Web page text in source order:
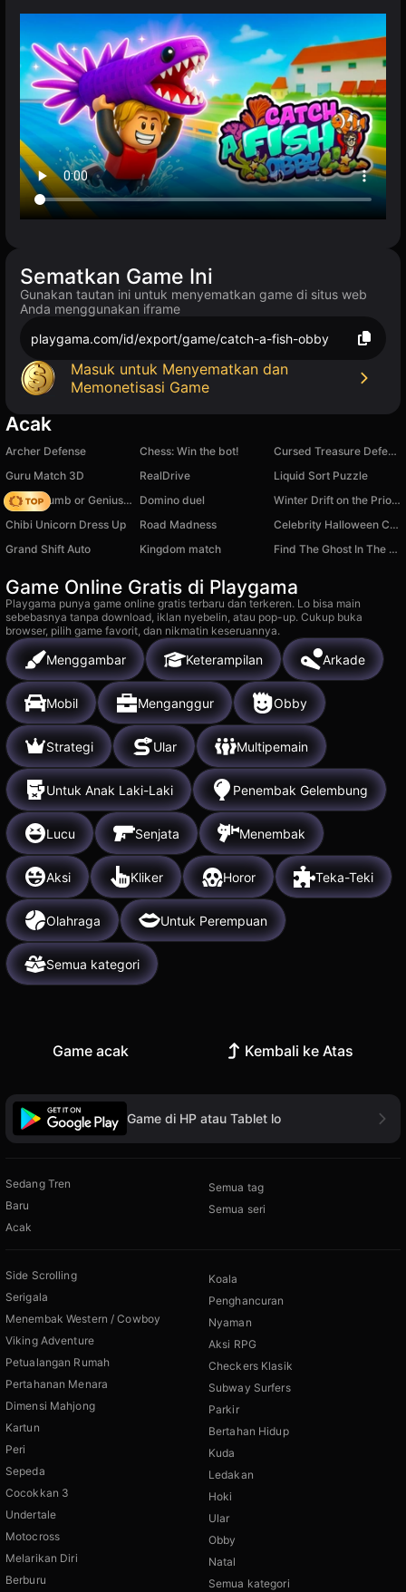
Sematkan Game Ini
Gunakan tautan ini untuk menyematkan game di situs web
Anda menggunakan iframe
playgama.com/id/export/game/catch-a-fish-obby
Masuk untuk Menyematkan dan
Memonetisasi Game
Acak
Archer Defense Chess: Win the bot!
Cursed Treasure Defense
Guru Match 3D
RealDrive
Liquid Sort Puzzle
Obby: Dumb or Genius IQ Test
Domino duel
Winter Drift on the Priora
Chibi Unicorn Dress Up
Road Madness
Celebrity Halloween Costumes
Grand Shift Auto
Kingdom match Find The Ghost In The Photo
Game Online Gratis di Playgama
Playgama punya game online gratis terbaru dan terkeren. Lo bisa main
sebebasnya tanpa download, iklan nyebelin, atau pop-up. Cukup buka
browser, pilih game favorit, dan nikmatin keseruannya.
Menggambar Keterampilan Arkade
Mobil Menganggur Obby
Strategi Ular Multipemain
Untuk Anak Laki-Laki Penembak Gelembung
Lucu Senjata Menembak
Aksi Kliker Horor Teka-Teki
Olahraga Untuk Perempuan
Semua kategori
Game acak Kembali ke Atas
Game di HP atau Tablet lo
Sedang Tren
Baru
Acak
Semua tag
Semua seri
Side Scrolling
Serigala
Menembak Western / Cowboy
Viking Adventure
Petualangan Rumah
Pertahanan Menara
Dimensi Mahjong
Kartun
Peri
Sepeda
Cocokkan 3
Undertale
Motocross
Melarikan Diri
Berburu
Koala
Penghancuran
Nyaman
Aksi RPG
Checkers Klasik
Subway Surfers
Parkir
Bertahan Hidup
Kuda
Ledakan
Hoki
Ular
Obby
Natal
Semua kategori